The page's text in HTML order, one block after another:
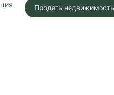
Продать недвижимость